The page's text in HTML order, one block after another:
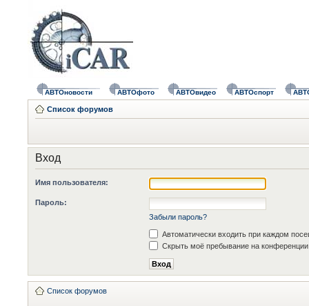
АВТОновости АВТОфото АВТОвидео АВТОспорт
Список форумов
Вход
Имя пользователя:
Пароль:
Забыли пароль?
Автоматически входить при каждом
Скрыть моё пребывание на конференции
Список форумов